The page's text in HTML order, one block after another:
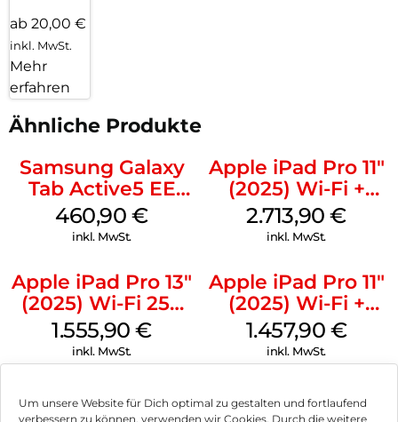
Um unsere Website für Dich optimal zu gestalten und fortlaufend
verbessern zu können, verwenden wir Cookies. Durch die weitere
ab 20,00 €
inkl. MwSt.
Mehr
erfahren
Ähnliche Produkte
Samsung Galaxy
Tab Active5 EE
Wi-Fi 128 GB black
460,90€
inkl. MwSt.
Apple iPad Pro 11″
(2025) Wi-Fi +
Cellular 2 TB
Standardglas
2.713,90€
inkl. MwSt.
Apple iPad Pro 13″
(2025) Wi-Fi 256
GB Standardglas
Space Schwarz
1.555,90€
inkl. MwSt.
Apple iPad Pro 11″
(2025) Wi-Fi +
Cellular 256 GB
Standardglas
Silber
1.457,90 €
inkl. MwSt.
Apple iPad Pro 13″
Apple iPad Pro 11″